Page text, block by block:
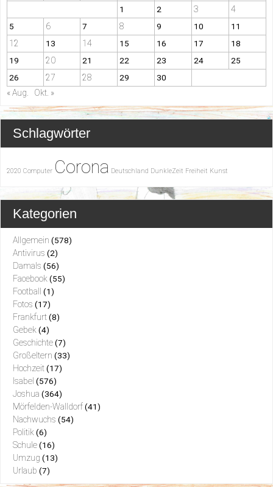
1
2 3 4
5 6 7 8 9 10 11
12 13 14 15 16 17
18
19
20 21 22 23 24
25
26
27 28 29 30
« Aug. Okt. »
Schlagwörter
2020 Computer Corona Deutschland DunkleZeit Freiheit Kunst
Kategorien
Allgemein (578)
Antivirus (2)
Damals (56)
Facebook (55)
Football (1)
Fotos (17)
Frankfurt (8)
Gebek (4)
Geschichte (7)
Großeltern (33)
Hochzeit (17)
Isabel (576)
Joshua (364)
Mörfelden-Walldorf (41)
Nachwuchs (54)
Politik (6)
Schule (16)
Umzug (13)
Urlaub (7)